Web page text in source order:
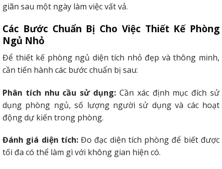
giãn sau một ngày làm việc vất vả.
Các Bước Chuẩn Bị Cho Việc Thiết Kế Phòng
Ngủ Nhỏ
Để thiết kế phòng ngủ diện tích nhỏ đẹp và thông minh,
cần tiến hành các bước chuẩn bị sau:
Phân tích nhu cầu sử dụng: Cần xác định mục đích sử
dụng phòng ngủ, số lượng người sử dụng và các hoạt
động dự kiến trong phòng.
Đánh giá diện tích:Đo đạc diện tích phòng để biết được
tối đa có thể làm gì với không gian hiện có.